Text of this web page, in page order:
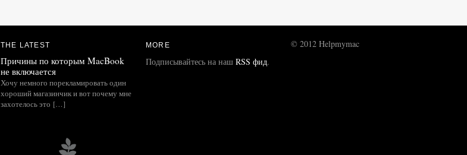
THE LATEST
Причины по которым MacBook
не включается
Хочу немного порекламировать один
хороший магазинчик и вот почему мне
захотелось это […]
MORE
Подписывайтесь на наш RSS фид.
© 2012 Helpmymac